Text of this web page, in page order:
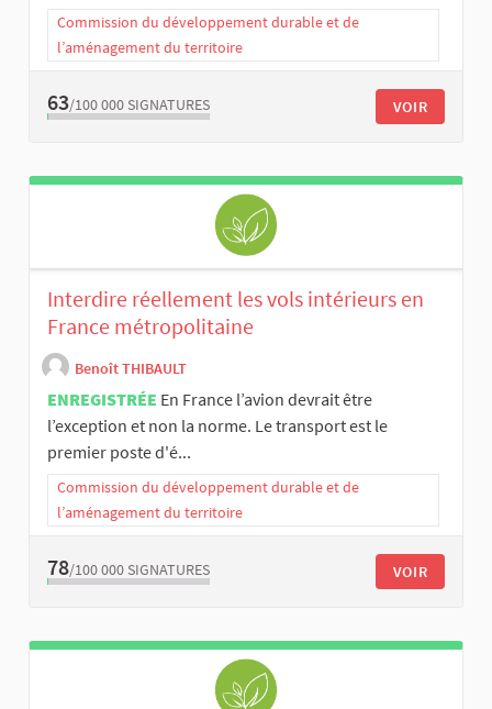
Commission du développement durable et de
l’aménagement du territoire
63/100 000 SIGNATURES VOIR
Interdire réellement les vols intérieurs en
France métropolitaine
Benoît THIBAULT
ENREGISTRÉE En France l’avion devrait être
l’exception et non la norme. Le transport est le
premier poste d'é...
Commission du développement durable et de
l’aménagement du territoire
78/100 000 SIGNATURES VOIR